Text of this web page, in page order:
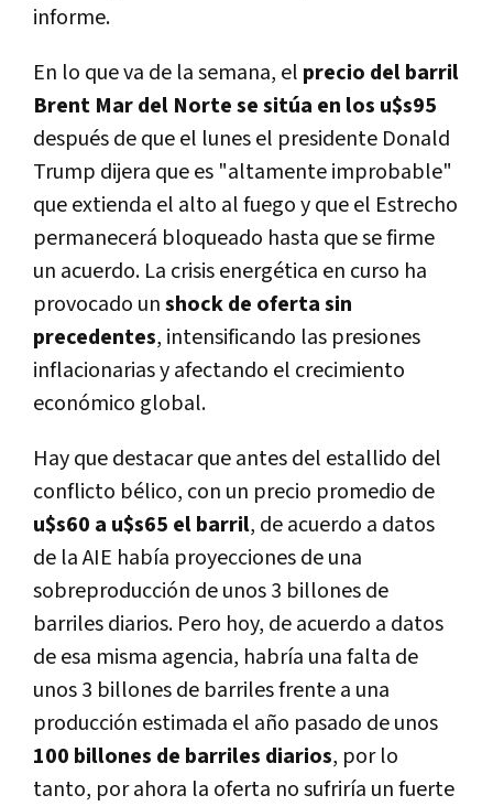
informe.
En lo que va de la semana, el precio del barril
Brent Mar del Norte se sitúa en los u$s95
después de que el lunes el presidente Donald
Trump dijera que es "altamente improbable"
que extienda el alto al fuego y que el Estrecho
permanecerá bloqueado hasta que se firme
un acuerdo. La crisis energética en curso ha
provocado unshock de oferta sin
precedentes, intensificando las presiones
inflacionarias y afectando el crecimiento
económico global.
Hay que destacar que antes del estallido del
conflicto bélico, con un precio promedio de
u$s60 a u$s65 el barril, de acuerdo a datos
de la AIE había proyecciones de una
sobreproducción de unos 3 billones de
barriles diarios. Pero hoy, de acuerdo a datos
de esa misma agencia, habría una falta de
unos 3 billones de barriles frente a una
producción estimada el año pasado de unos
100 billones de barriles diarios, por lo
tanto, por ahora la oferta no sufriría un fuerte